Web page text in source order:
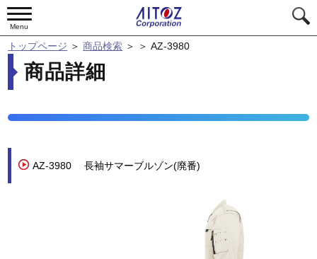
Menu
トップページ ＞商品検索 ＞ ＞AZ-3980
商品詳細
AZ-3980 長袖サマーブルゾン(廃番)